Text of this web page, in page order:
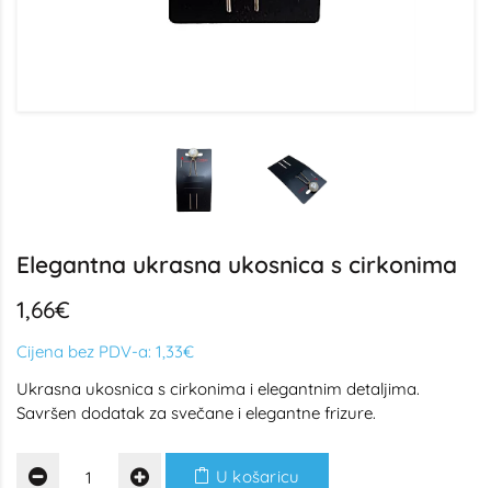
Elegantna ukrasna ukosnica s cirkonima
1,66€
Cijena bez PDV-a: 1,33€
Ukrasna ukosnica s cirkonima i elegantnim detaljima.
Savršen dodatak za svečane i elegantne frizure.
U košaricu